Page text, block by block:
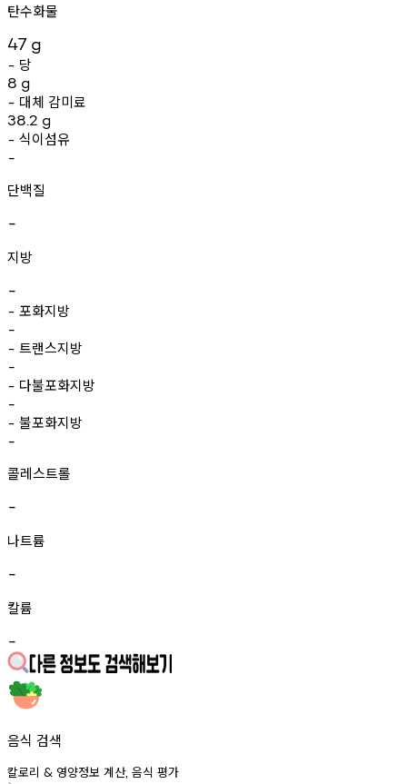
탄수화물
47 g
- 당
8 g
- 대체 감미료
38.2 g
- 식이섬유
-
단백질
-
지방
-
- 포화지방
-
- 트랜스지방
-
- 다불포화지방
-
- 불포화지방
-
콜레스트롤
-
나트륨
-
칼륨
-
음식 검색
칼로리 & 영양정보 계산, 음식 평가